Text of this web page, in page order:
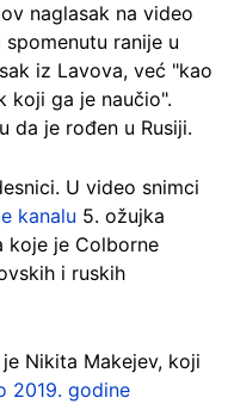
naglasak na video
spomenutu ranije u
iz Lavova, već "kao
koji ga je naučio".
da je rođen u Rusiji.
U video snimci
kanalu 5. ožujka
koje je Colborne
i ruskih
Nikita Makejev, koji
2019. godine